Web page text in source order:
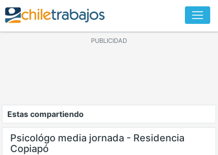
PUBLICIDAD
Estas compartiendo
Psicológo media jornada - Residencia
Copiapó